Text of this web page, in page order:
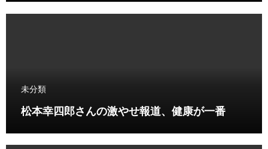
未分類
松本幸四郎さんの激やせ報道、健康が一番